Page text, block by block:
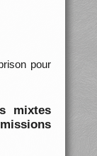
pour
mixtes